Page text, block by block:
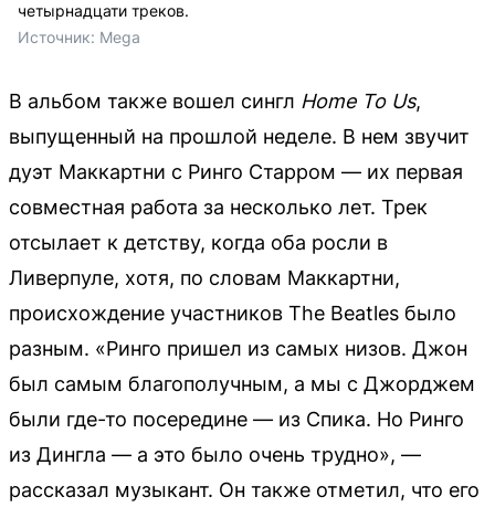
четырнадцати треков.
Источник: Mega
В альбом также вошел сингл Home To Us,
выпущенный на прошлой неделе. В нем звучит
дуэт Маккартни c Ринго Старром — их первая
совместная работа за несколько лет. Трек
отсылает к детству, когда оба росли в
Ливерпуле, хотя, по словам Маккартни,
происхождение участников The Beatles было
разным. «Ринго пришел из самых низов. Джон
был самым благополучным, а мы с Джорджем
были где-то посередине — из Спика. Но Ринго
из Дингла — а это было очень трудно», —
рассказал музыкант. Он также отметил, что его